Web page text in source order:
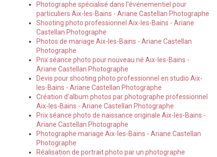
Photographe spécialisé dans l'événementiel pour
particuliers Aix-les-Bains - Ariane Castellan Photographe
Shooting photo professionnel Aix-les-Bains - Ariane
Castellan Photographe
Photos de mariage Aix-les-Bains - Ariane Castellan
Photographe
Prix séance photo pour nouveau né Aix-les-Bains -
Ariane Castellan Photographe
Devis pour shooting photo professionnel en studio Aix-
les-Bains - Ariane Castellan Photographe
Création d'album photos par photographe professionnel
Aix-les-Bains - Ariane Castellan Photographe
Prix séance photo de naissance originale Aix-les-Bains -
Ariane Castellan Photographe
Photographe mariage Aix-les-Bains - Ariane Castellan
Photographe
Réalisation de portrait photo par un photographe